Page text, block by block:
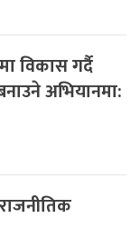
विकास गर्दै
अभियानमा: